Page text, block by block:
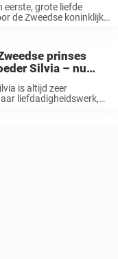
eerste, grote liefde
de Zweedse koninklijke
prinses
Silvia – nu
is altijd zeer
liefdadigheidswerk,